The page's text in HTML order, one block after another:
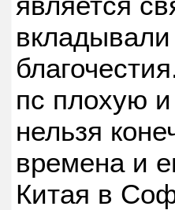
пс плохую
нельзя
времена и
Китая в